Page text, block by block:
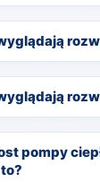
pompy